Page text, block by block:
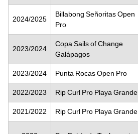
2024/2025
Billabong Señoritas Open
Pro
2023/2024
Copa Sails of Change
Galápagos
2023/2024 Punta Rocas Open Pro
2022/2023 Rip Curl Pro Playa Grande
2021/2022 Rip Curl Pro Playa Grande